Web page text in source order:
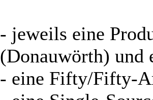
- jeweils eine
(Donauwörth) und
- eine Fifty/Fifty-